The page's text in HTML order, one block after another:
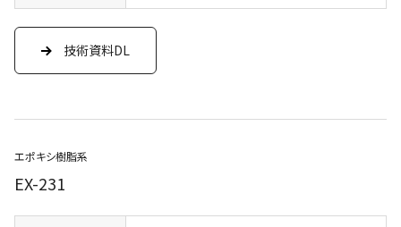
技術資料DL
エポキシ樹脂系
EX-231